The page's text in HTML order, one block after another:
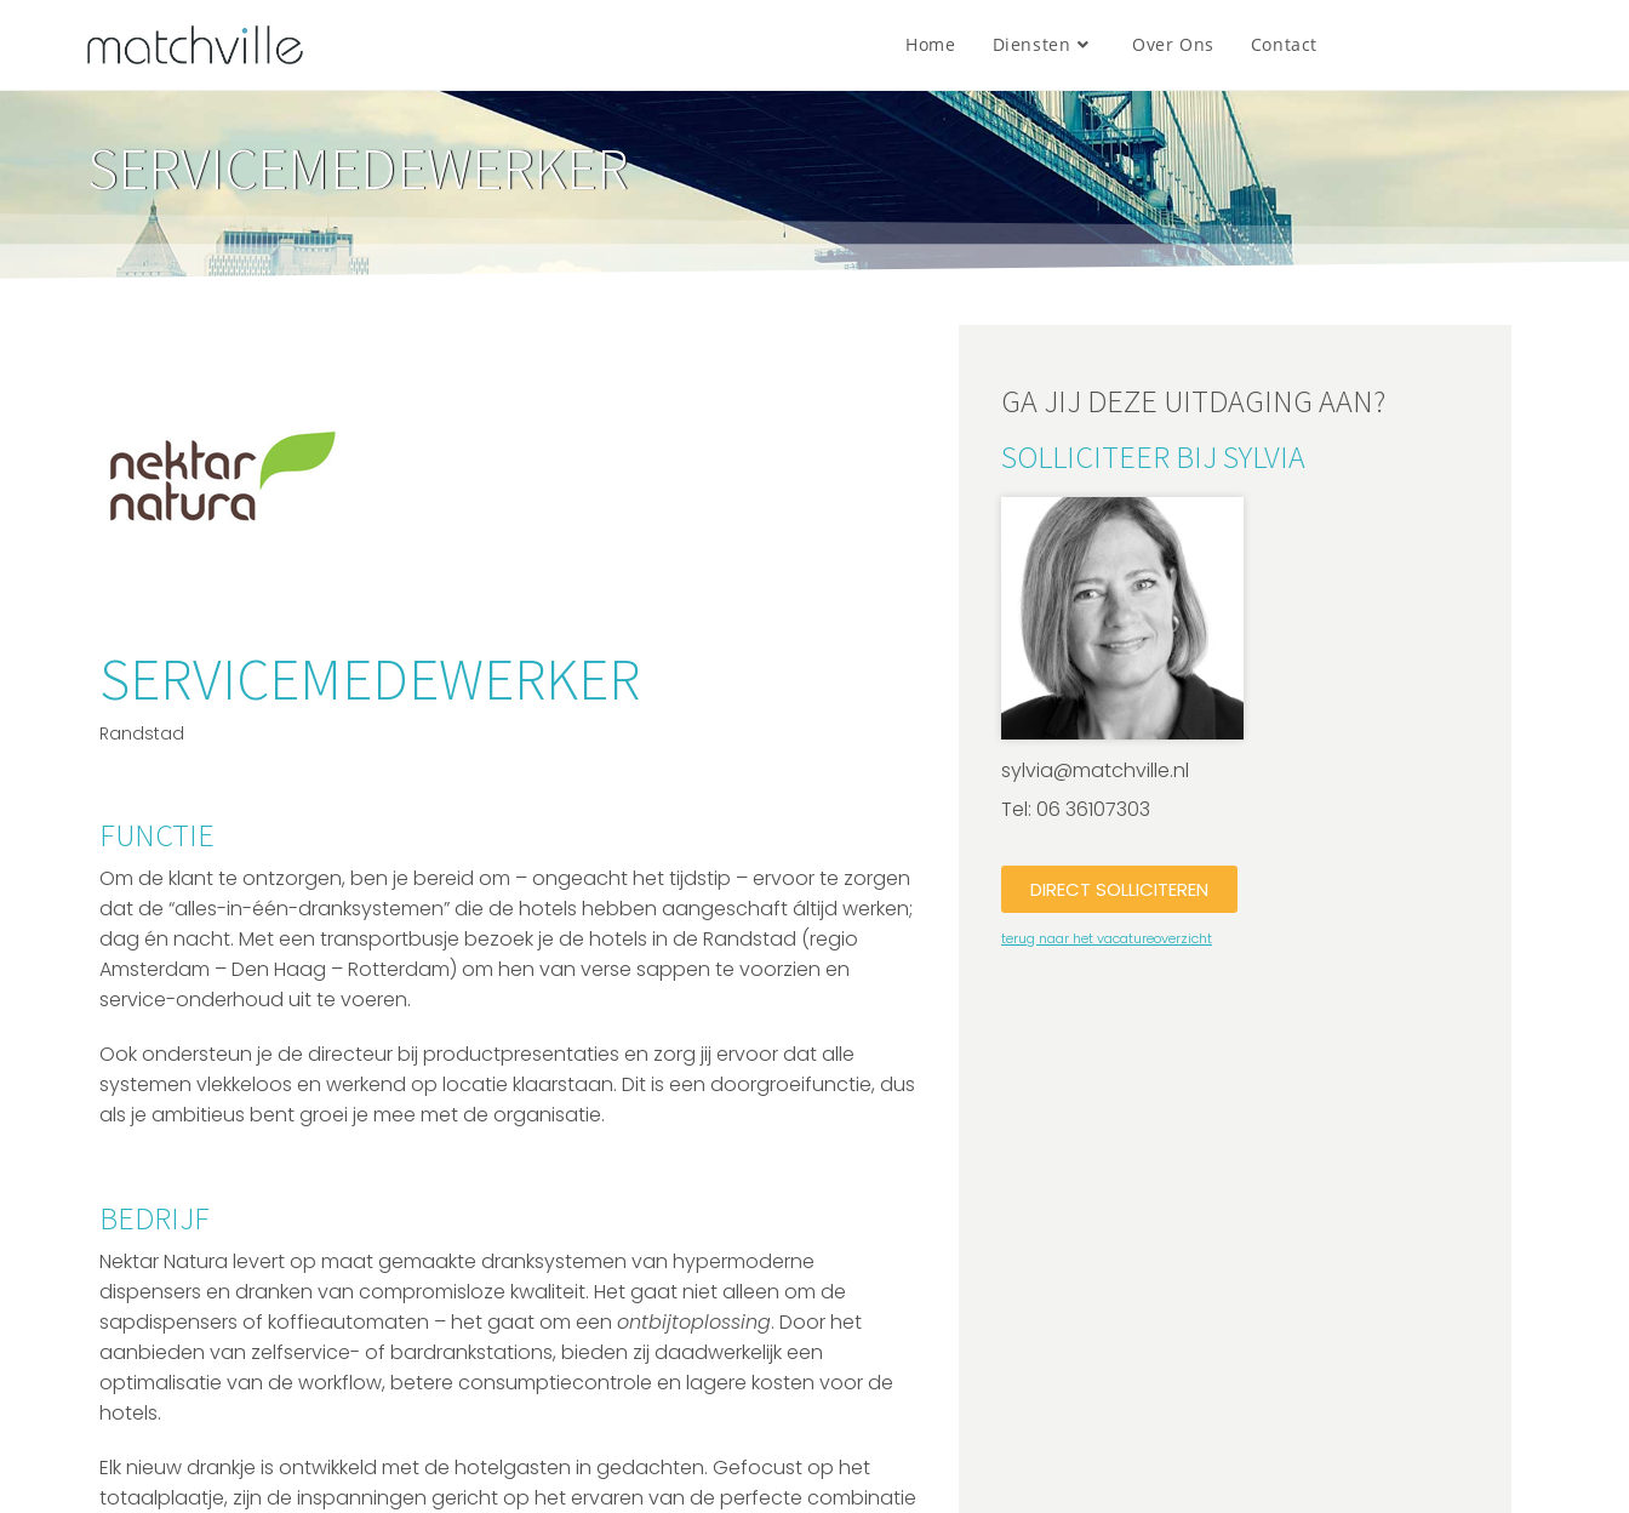
Home Diensten Over Ons Contact
SERVICEMEDEWERKER
SERVICEMEDEWERKER
Randstad
FUNCTIE
Om de klant te ontzorgen, ben je bereid om – ongeacht het tijdstip – ervoor te zorgen
dat de “alles-in-één-dranksystemen” die de hotels hebben aangeschaft áltijd werken;
dag én nacht. Met een transportbusje bezoek je de hotels in de Randstad (regio
Amsterdam – Den Haag – Rotterdam) om hen van verse sappen te voorzien en
service-onderhoud uit te voeren.
Ook ondersteun je de directeur bij productpresentaties en zorg jij ervoor dat alle
systemen vlekkeloos en werkend op locatie klaarstaan. Dit is een doorgroeifunctie, dus
als je ambitieus bent groei je mee met de organisatie.
BEDRIJF
Nektar Natura levert op maat gemaakte dranksystemen van hypermoderne
dispensers en dranken van compromisloze kwaliteit. Het gaat niet alleen om de
sapdispensers of koffieautomaten – het gaat om een ontbijtoplossing. Door het
aanbieden van zelfservice- of bardrankstations, bieden zij daadwerkelijk een
optimalisatie van de workflow, betere consumptiecontrole en lagere kosten voor de
hotels.
Elk nieuw drankje is ontwikkeld met de hotelgasten in gedachten. Gefocust op het
totaalplaatje, zijn de inspanningen gericht op het ervaren van de perfecte combinatie
GA JIJ DEZE UITDAGING AAN?
SOLLICITEER BIJ SYLVIA​
sylvia@matchville.nl
Tel: 06 36107303
DIRECT SOLLICITEREN
terug naar het vacatureoverzicht